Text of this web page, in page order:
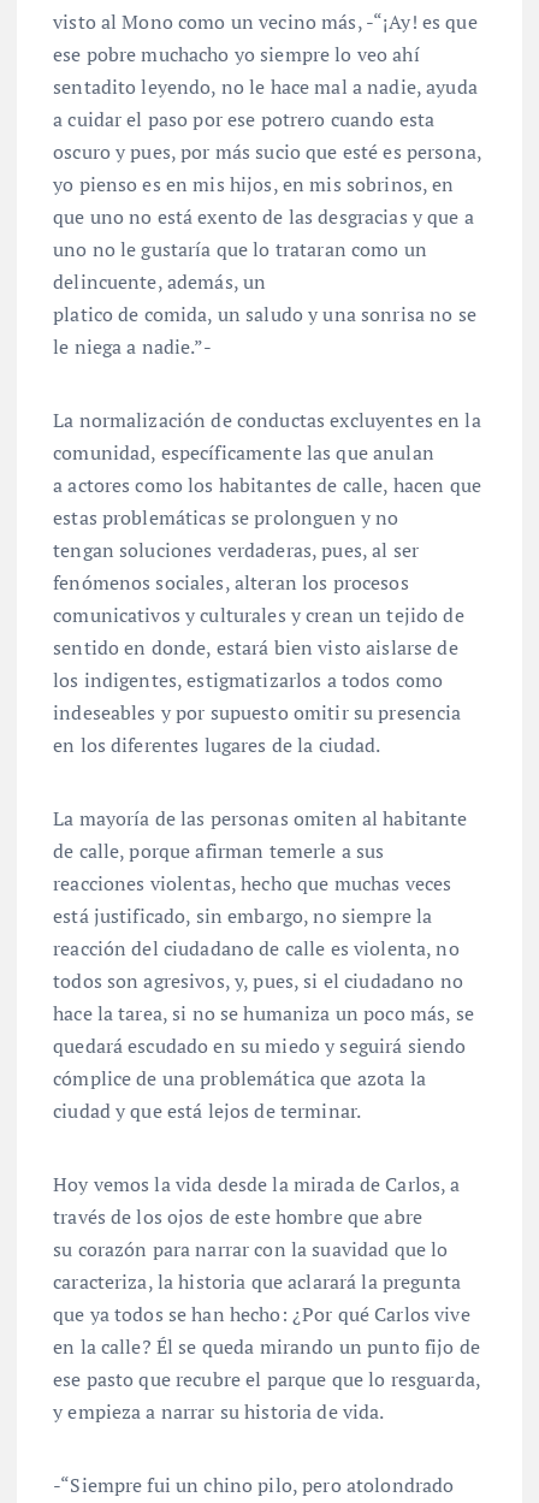
visto al Mono como un vecino más, -“¡Ay! es que
ese pobre muchacho yo siempre lo veo ahí
sentadito leyendo, no le hace mal a nadie, ayuda
a cuidar el paso por ese potrero cuando esta
oscuro y pues, por más sucio que esté es persona,
yo pienso es en mis hijos, en mis sobrinos, en
que uno no está exento de las desgracias y que a
uno no le gustaría que lo trataran como un
delincuente, además, un
platico de comida, un saludo y una sonrisa no se
le niega a nadie.”-
La normalización de conductas excluyentes en la
comunidad, específicamente las que anulan
a actores como los habitantes de calle, hacen que
estas problemáticas se prolonguen y no
tengan soluciones verdaderas, pues, al ser
fenómenos sociales, alteran los procesos
comunicativos y culturales y crean un tejido de
sentido en donde, estará bien visto aislarse de
los indigentes, estigmatizarlos a todos como
indeseables y por supuesto omitir su presencia
en los diferentes lugares de la ciudad.
La mayoría de las personas omiten al habitante
de calle, porque afirman temerle a sus
reacciones violentas, hecho que muchas veces
está justificado, sin embargo, no siempre la
reacción del ciudadano de calle es violenta, no
todos son agresivos, y, pues, si el ciudadano no
hace la tarea, si no se humaniza un poco más, se
quedará escudado en su miedo y seguirá siendo
cómplice de una problemática que azota la
ciudad y que está lejos de terminar.
Hoy vemos la vida desde la mirada de Carlos, a
través de los ojos de este hombre que abre
su corazón para narrar con la suavidad que lo
caracteriza, la historia que aclarará la pregunta
que ya todos se han hecho: ¿Por qué Carlos vive
en la calle? Él se queda mirando un punto fijo de
ese pasto que recubre el parque que lo resguarda,
y empieza a narrar su historia de vida.
-“Siempre fui un chino pilo, pero atolondrado